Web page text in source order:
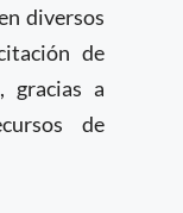
diversos
de
gracias a
de